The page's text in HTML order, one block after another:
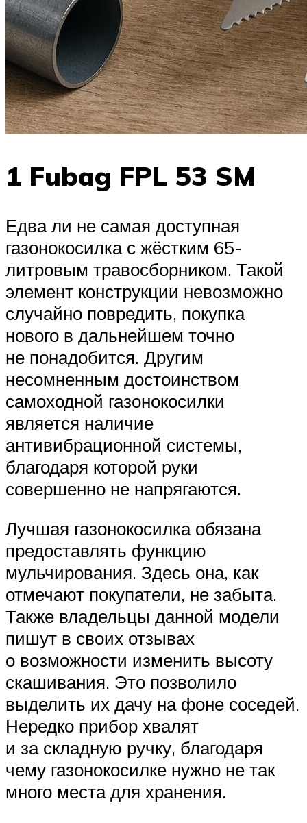
1 Fubag FPL 53 SM
Едва ли не самая доступная
газонокосилка с жёстким 65-
литровым травосборником. Такой
элемент конструкции невозможно
случайно повредить, покупка
нового в дальнейшем точно
не понадобится. Другим
несомненным достоинством
самоходной газонокосилки
является наличие
антивибрационной системы,
благодаря которой руки
совершенно не напрягаются.
Лучшая газонокосилка обязана
предоставлять функцию
мульчирования. Здесь она, как
отмечают покупатели, не забыта.
Также владельцы данной модели
пишут в своих отзывах
о возможности изменить высоту
скашивания. Это позволило
выделить их дачу на фоне соседей.
Нередко прибор хвалят
и за складную ручку, благодаря
чему газонокосилке нужно не так
много места для хранения.